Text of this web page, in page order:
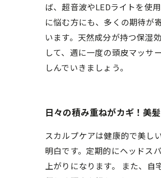
ば、超音波やLEDライトを使
に悩む方にも、多くの期待が
います。天然成分が持つ保湿
して、週に一度の頭皮マッサ
しんでいきましょう。
日々の積み重ねがカギ！美
スカルプケアは健康的で美し
明白です。定期的にヘッドス
上がりになります。 また、自